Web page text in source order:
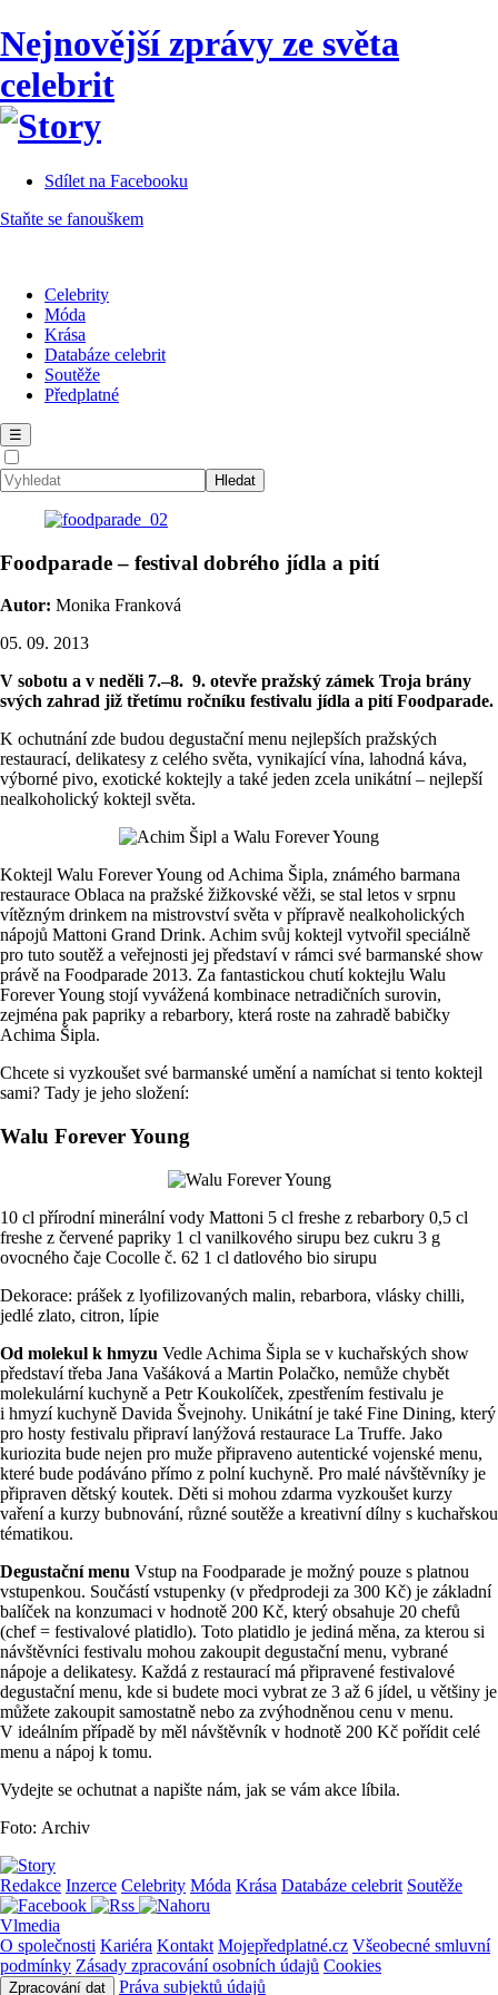
Nejnovější zprávy ze světa
celebrit
Sdílet na Facebooku
Staňte se fanouškem
Celebrity
Móda
Krása
Databáze celebrit
Soutěže
Předplatné
☰
Foodparade – festival dobrého jídla a pití
Autor: Monika Franková
05. 09. 2013
V sobotu a v neděli 7.–8. 9. otevře pražský zámek Troja brány
svých zahrad již třetímu ročníku festivalu jídla a pití Foodparade.
K ochutnání zde budou degustační menu nejlepších pražských
restaurací, delikatesy z celého světa, vynikající vína, lahodná káva,
výborné pivo, exotické koktejly a také jeden zcela unikátní – nejlepší
nealkoholický koktejl světa.
Koktejl Walu Forever Young od Achima Šipla, známého barmana
restaurace Oblaca na pražské žižkovské věži, se stal letos v srpnu
vítězným drinkem na mistrovství světa v přípravě nealkoholických
nápojů Mattoni Grand Drink. Achim svůj koktejl vytvořil speciálně
pro tuto soutěž a veřejnosti jej představí v rámci své barmanské show
právě na Foodparade 2013. Za fantastickou chutí koktejlu Walu
Forever Young stojí vyvážená kombinace netradičních surovin,
zejména pak papriky a rebarbory, která roste na zahradě babičky
Achima Šipla.
Chcete si vyzkoušet své barmanské umění a namíchat si tento koktejl
sami? Tady je jeho složení:
Walu Forever Young
10 cl přírodní minerální vody Mattoni 5 cl freshe z rebarbory 0,5 cl
freshe z červené papriky 1 cl vanilkového sirupu bez cukru 3 g
ovocného čaje Cocolle č. 62 1 cl datlového bio sirupu
Dekorace: prášek z lyofilizovaných malin, rebarbora, vlásky chilli,
jedlé zlato, citron, lípie
Od molekul k hmyzu Vedle Achima Šipla se v kuchařských show
představí třeba Jana Vašáková a Martin Polačko, nemůže chybět
molekulární kuchyně a Petr Koukolíček, zpestřením festivalu je
i hmyzí kuchyně Davida Švejnohy. Unikátní je také Fine Dining, který
pro hosty festivalu připraví lanýžová restaurace La Truffe. Jako
kuriozita bude nejen pro muže připraveno autentické vojenské menu,
které bude podáváno přímo z polní kuchyně. Pro malé návštěvníky je
připraven dětský koutek. Děti si mohou zdarma vyzkoušet kurzy
vaření a kurzy bubnování, různé soutěže a kreativní dílny s kuchařskou
tématikou.
Degustační menu Vstup na Foodparade je možný pouze s platnou
vstupenkou. Součástí vstupenky (v předprodeji za 300 Kč) je základní
balíček na konzumaci v hodnotě 200 Kč, který obsahuje 20 chefů
(chef = festivalové platidlo). Toto platidlo je jediná měna, za kterou si
návštěvníci festivalu mohou zakoupit degustační menu, vybrané
nápoje a delikatesy. Každá z restaurací má připravené festivalové
degustační menu, kde si budete moci vybrat ze 3 až 6 jídel, u většiny je
můžete zakoupit samostatně nebo za zvýhodněnou cenu v menu.
V ideálním případě by měl návštěvník v hodnotě 200 Kč pořídit celé
menu a nápoj k tomu.
Vydejte se ochutnat a napište nám, jak se vám akce líbila.
Foto: Archiv
Redakce Inzerce Celebrity Móda Krása Databáze celebrit Soutěže
Vlmedia
O společnosti Kariéra Kontakt Mojepředplatné.cz Všeobecné smluvní
podmínky Zásady zpracování osobních údajů Cookies
Zpracování dat Práva subjektů údajů